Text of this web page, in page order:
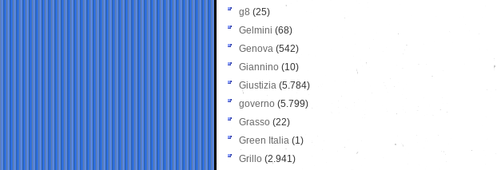
g8 (25)
Gelmini (68)
Genova (542)
Giannino (10)
Giustizia (5.784)
governo (5.799)
Grasso (22)
Green Italia (1)
Grillo (2.941)